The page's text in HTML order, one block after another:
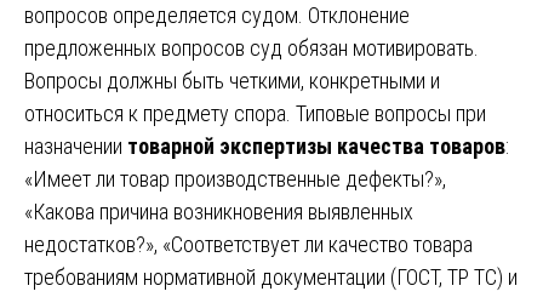
вопросов определяется судом. Отклонение
предложенных вопросов суд обязан мотивировать.
Вопросы должны быть четкими, конкретными и
относиться к предмету спора. Типовые вопросы при
назначении товарной экспертизы качества товаров:
«Имеет ли товар производственные дефекты?»,
«Какова причина возникновения выявленных
недостатков?», «Соответствует ли качество товара
требованиям нормативной документации (ГОСТ, ТР ТС) и